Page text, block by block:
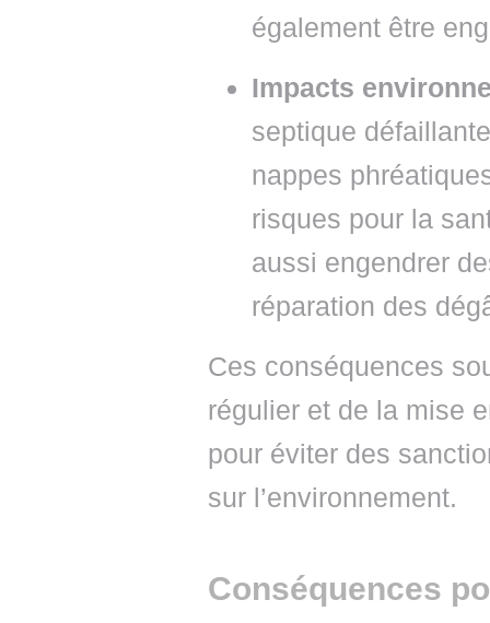
également être
Impacts
septique
nappes
risques pour la
aussi engendrer
réparation des
Ces conséquences
régulier et de la mise
pour éviter des
sur l’environnement.
Conséquences